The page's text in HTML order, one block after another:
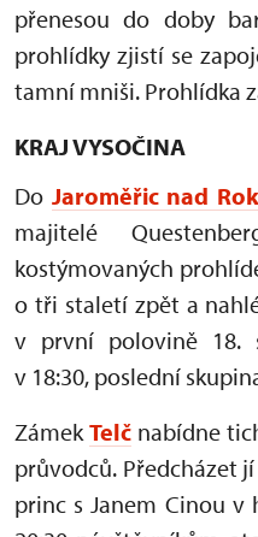
přenesou do doby
prohlídky zjistí se
tamní mniši. Prohlídka
KRAJ VYSOČINA
Do Jaroměřic nad
majitelé
kostýmovaných
o tři staletí zpět a
v první polovině 18.
v 18:30, poslední
Zámek Telč nabídne
průvodců. Předcházet
princ s Janem Cinou v